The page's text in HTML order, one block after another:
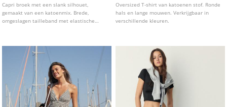
Capri broek met een slank silhouet,
gemaakt van een katoenmix. Brede,
omgeslagen tailleband met elastische
Oversized T-shirt van katoenen stof. Ronde
hals en lange mouwen. Verkrijgbaar in
verschillende kleuren.